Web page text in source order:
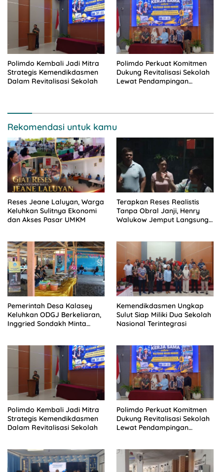
Polimdo Kembali Jadi Mitra
Strategis Kemendikdasmen
Dalam Revitalisasi Sekolah
Polimdo Perkuat Komitmen
Dukung Revitalisasi Sekolah
Lewat Pendampingan
Rekomendasi untuk kamu
Reses Jeane Laluyan, Warga
Keluhkan Sulitnya Ekonomi
dan Akses Pasar UMKM
Terapkan Reses Realistis
Tanpa Obral Janji, Henry
Walukow Jemput Langsung
Pemerintah Desa Kalasey
Keluhkan ODGJ Berkeliaran,
Inggried Sondakh Minta
Kemendikdasmen Ungkap
Sulut Siap Miliki Dua Sekolah
Nasional Terintegrasi
Polimdo Kembali Jadi Mitra
Strategis Kemendikdasmen
Dalam Revitalisasi Sekolah
Polimdo Perkuat Komitmen
Dukung Revitalisasi Sekolah
Lewat Pendampingan